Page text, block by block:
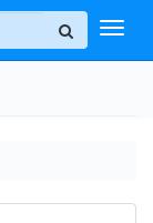
+